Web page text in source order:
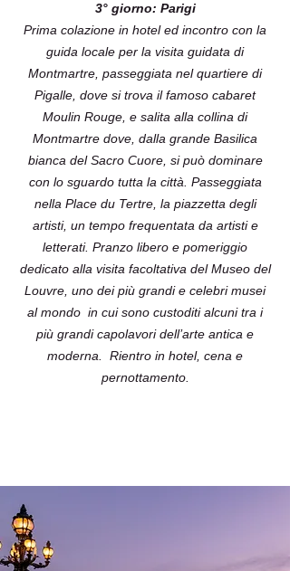
3° giorno: Parigi
Prima colazione in hotel ed incontro con la
guida locale per la visita guidata di
Montmartre, passeggiata nel quartiere di
Pigalle, dove si trova il famoso cabaret
Moulin Rouge, e salita alla collina di
Montmartre dove, dalla grande Basilica
bianca del Sacro Cuore, si può dominare
con lo sguardo tutta la città. Passeggiata
nella Place du Tertre, la piazzetta degli
artisti, un tempo frequentata da artisti e
letterati. Pranzo libero e pomeriggio
dedicato alla visita facoltativa del Museo del
Louvre, uno dei più grandi e celebri musei
al mondo in cui sono custoditi alcuni tra i
più grandi capolavori dell’arte antica e
moderna. Rientro in hotel, cena e
pernottamento.